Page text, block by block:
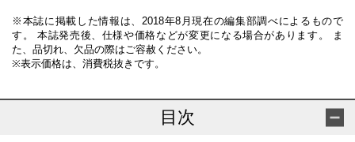
※本誌に掲載した情報は、2018年8月現在の編集部調べによるもので
す。 本誌発売後、仕様や価格などが変更になる場合があります。 ま
た、品切れ、欠品の際はご容赦ください。
※表示価格は、消費税抜きです。
目次